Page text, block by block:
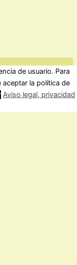
Privacidad
de usuario. Para
la política de
Aviso legal, privacidad